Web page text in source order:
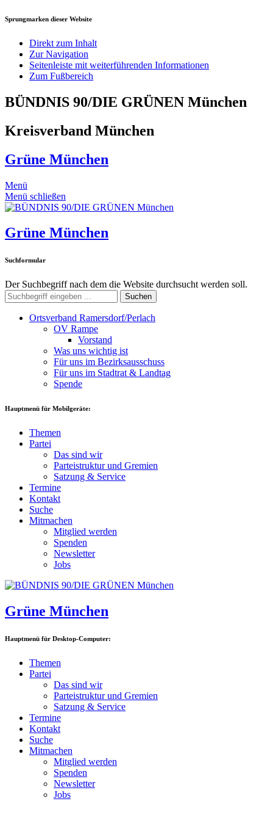
Sprungmarken dieser Website
Direkt zum Inhalt
Zur Navigation
Seitenleiste mit weiterführenden Informationen
Zum Fußbereich
BÜNDNIS 90/DIE GRÜNEN München
Kreisverband München
Grüne München
Menü
Menü schließen
Grüne München
Suchformular
Der Suchbegriff nach dem die Website durchsucht werden soll.
Suchen
Ortsverband Ramersdorf/Perlach
OV Rampe
Vorstand
Was uns wichtig ist
Für uns im Bezirksausschuss
Für uns im Stadtrat & Landtag
Spende
Hauptmenü für Mobilgeräte:
Themen
Partei
Das sind wir
Parteistruktur und Gremien
Satzung & Service
Termine
Kontakt
Suche
Mitmachen
Mitglied werden
Spenden
Newsletter
Jobs
Grüne München
Hauptmenü für Desktop-Computer:
Themen
Partei
Das sind wir
Parteistruktur und Gremien
Satzung & Service
Termine
Kontakt
Suche
Mitmachen
Mitglied werden
Spenden
Newsletter
Jobs